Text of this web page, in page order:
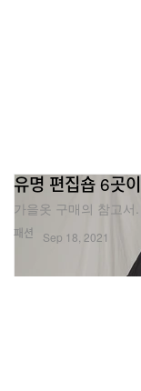
패션
유명 편집숍 6곳
가을옷 구매의 참고서.
Sep 18, 2021